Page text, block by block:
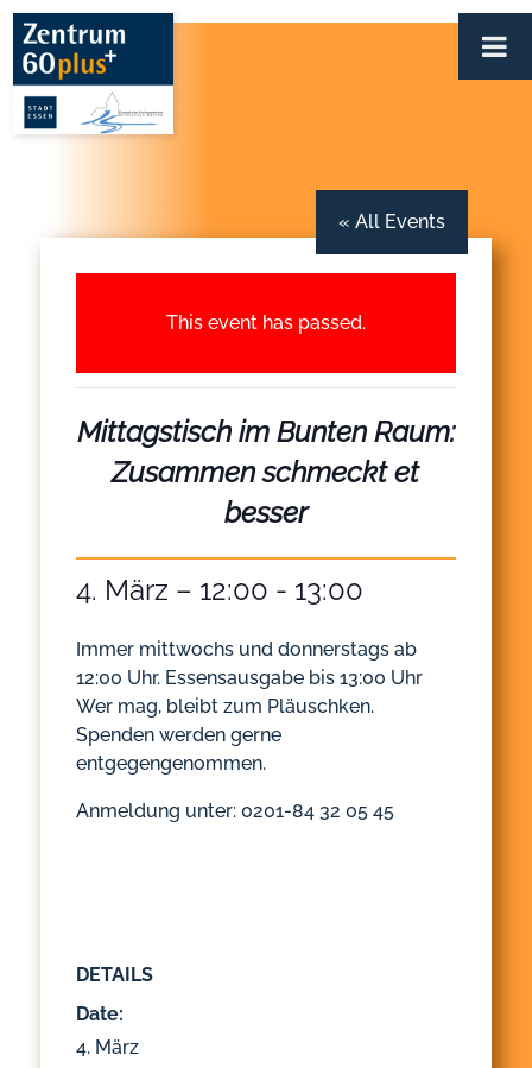
Zum
Inhalt
springen
« All Events
This event has passed.
Mittagstisch im Bunten Raum:
Zusammen schmeckt et
besser
4. März – 12:00 - 13:00
Immer mittwochs und donnerstags ab
12:00 Uhr. Essensausgabe bis 13:00 Uhr
Wer mag, bleibt zum Pläuschken.
Spenden werden gerne
entgegengenommen.
Anmeldung unter: 0201-84 32 05 45
DETAILS
Date:
4. März